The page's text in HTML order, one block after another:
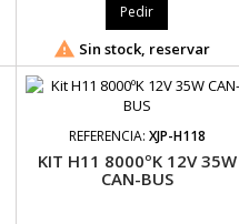
Pedir
 Sin stock, reservar
REFERENCIA: XJP-H118
KIT H11 8000ºK 12V 35W
CAN-BUS